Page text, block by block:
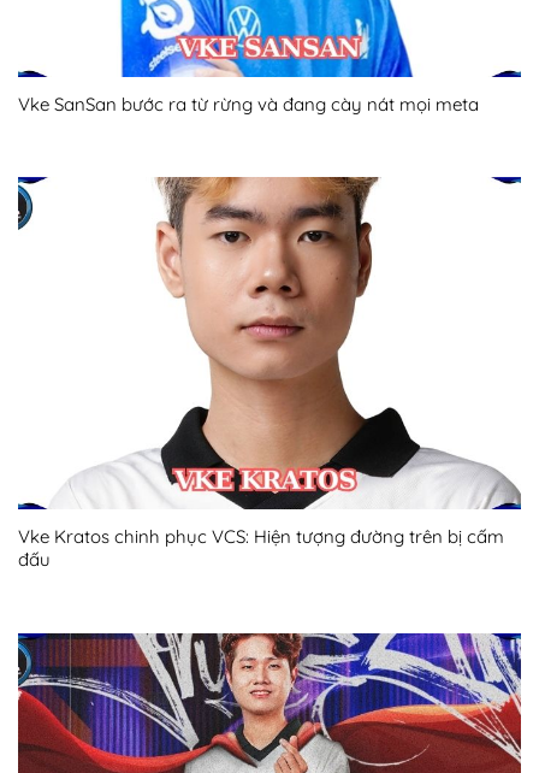
Vke SanSan bước ra từ rừng và đang cày nát mọi meta
Vke Kratos chinh phục VCS: Hiện tượng đường trên bị cấm
đấu